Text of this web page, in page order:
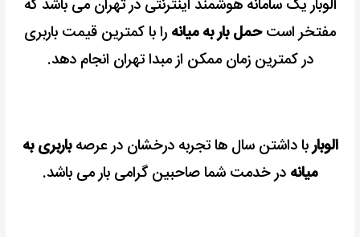
الوبار یک سامانه هوشمند اینترنتی در تهران می باشد که
مفتخر استحمل بار به میانه را با کمترین قیمت باربری
در کمترین زمان ممکن از مبدا تهران انجام دهد.
الوباربا داشتن سال ها تجربه درخشان در عرصهباربری به
میانه در خدمت شما صاحبین گرامی بار می باشد.
رایگان